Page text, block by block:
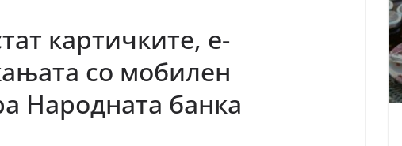
картичките, е-
со мобилен
Народната банка